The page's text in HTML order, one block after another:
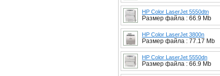
HP Color LaserJet 5550dtn
Размер файла : 66.9 Mb
HP Color LaserJet 3800n
Размер файла : 77.17 Mb
HP Color LaserJet 5550dn
Размер файла : 66.9 Mb